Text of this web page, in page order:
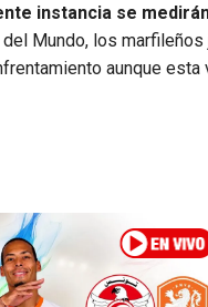
instancia se
Mundo, los
aunque